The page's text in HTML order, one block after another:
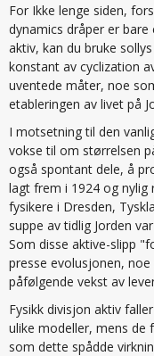
For Ikke lenge siden,
dynamics dråper er
aktiv, kan du bruke
konstant av cyclization
uventede måter, noe
etableringen av livet på
I motsetning til den
vokse til om størrelsen
også spontant dele, å
lagt frem i 1924 og nylig
fysikere i Dresden,
suppe av tidlig Jorden
Som disse aktive-slipp
presse evolusjonen,
påfølgende vekst av
Fysikk divisjon aktiv
ulike modeller, mens de
som dette spådde